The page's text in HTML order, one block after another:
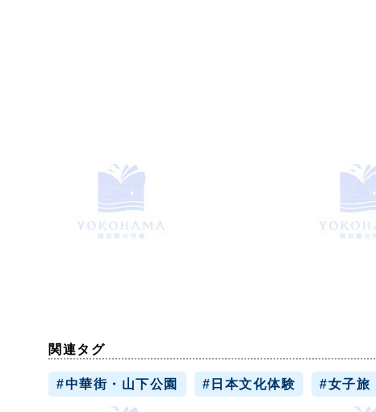
関連タグ
#中華街・山下公園 #日本文化体験 #女子旅